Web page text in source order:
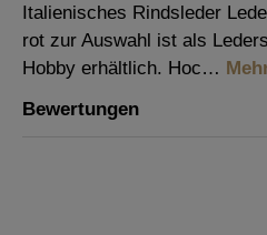
Italienisches Rindsleder
rot zur Auswahl ist als
Hobby erhältlich. Hoc…
Bewertungen